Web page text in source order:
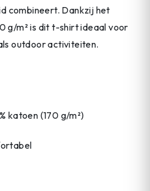
combineert. Dankzij het
g/m² is dit t-shirt ideaal voor
outdoor activiteiten.
katoen (170 g/m²)